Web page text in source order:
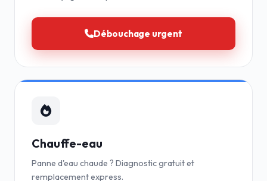
Débouchage urgent
Chauffe-eau
Panne d'eau chaude ? Diagnostic gratuit et
remplacement express.